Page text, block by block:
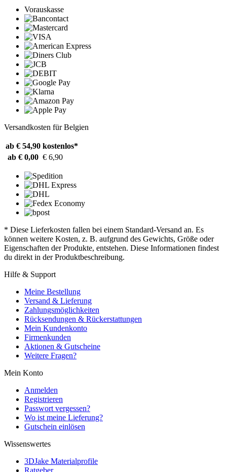
Vorauskasse
Versandkosten für Belgien
ab € 54,90 kostenlos*
ab € 0,00 € 6,90
* Diese Lieferkosten fallen bei einem Standard-Versand an. Es
können weitere Kosten, z. B. aufgrund des Gewichts, Größe oder
Eigenschaften der Produkte, entstehen. Diese Informationen findest
du direkt in der Produktbeschreibung.
Hilfe & Support
Meine Bestellung
Versand & Lieferung
Zahlungsmöglichkeiten
Rücksendungen & Rückerstattungen
Mein Kundenkonto
Firmenkunden
Aktionen & Gutscheine
Weitere Fragen?
Mein Konto
Anmelden
Registrieren
Passwort vergessen?
Wo ist meine Lieferung?
Gutschein einlösen
Wissenswertes
3DJake Materialprofile